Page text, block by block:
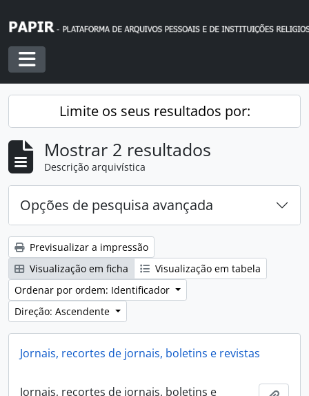
Toggle navigation
Limite os seus resultados por:
Mostrar 2 resultados
Descrição arquivística
Opções de pesquisa avançada
Previsualizar a impressão
Visualização em ficha
Visualização em tabela
Ordenar por ordem: Identificador
Direção: Ascendente
Jornais, recortes de jornais, boletins e revistas
Jornais, recortes de jornais, boletins e